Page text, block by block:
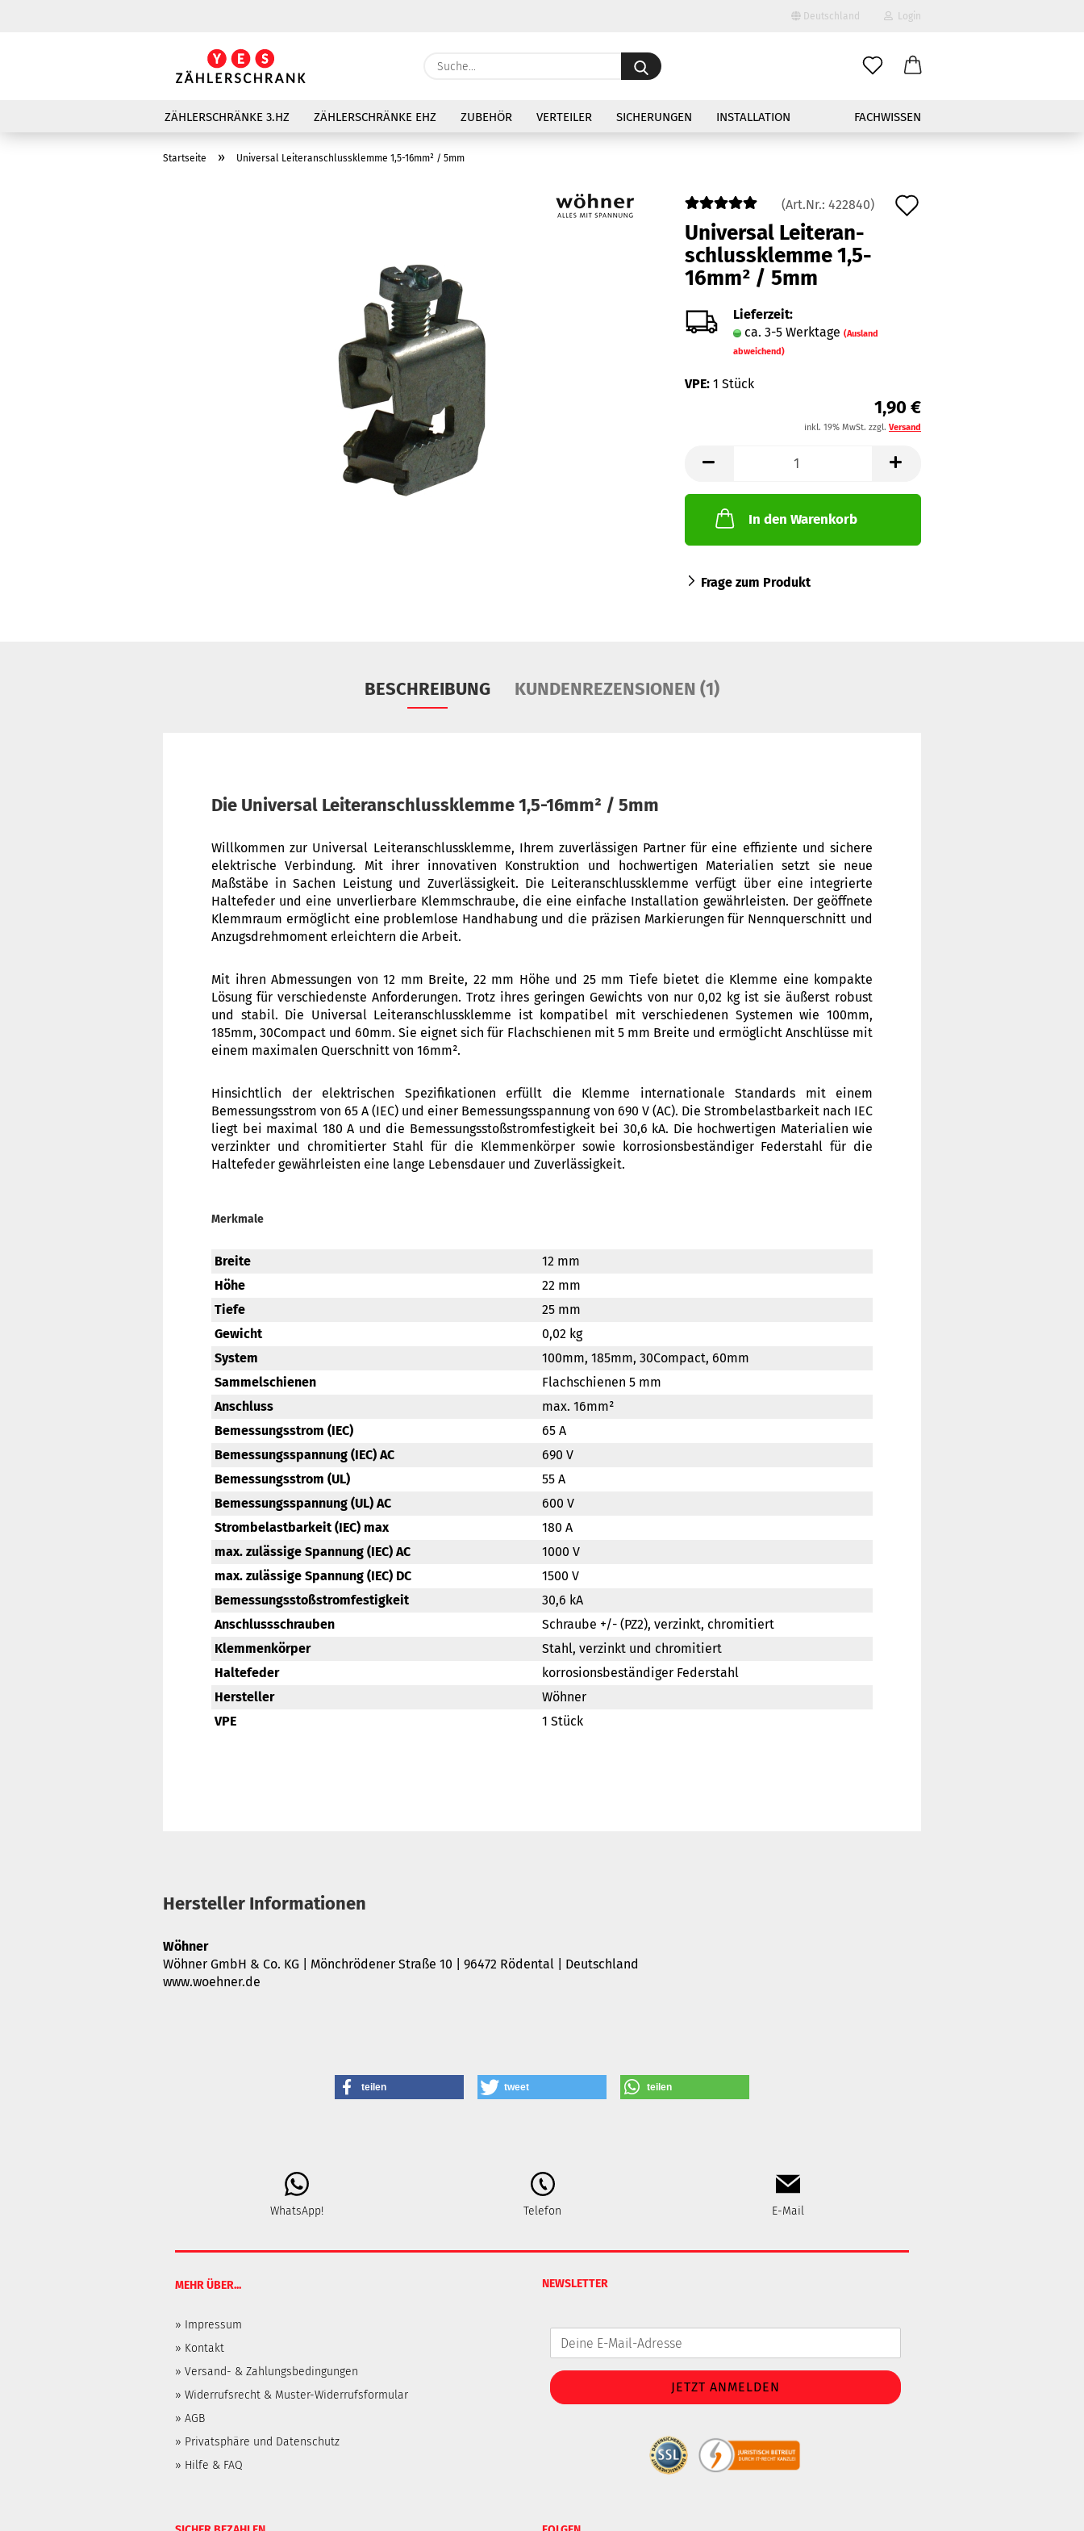
Deutschland
Lieferland
Login
Konto erstellen
Passwort vergessen?
Schnelle Anmeldung mit
Suche...
ZÄHLERSCHRÄNKE 3.HZ ZÄHLERSCHRÄNKE EHZ ZUBEHÖR VERTEILER SICHERUNGEN INSTALLATION FACHWISSEN
Startseite » Universal Leiteranschlussklemme 1,5-16mm² / 5mm
(Art.Nr.: 422840)
Uni­ver­sal Lei­ter­an­
schluss­klem­me 1,5-​
16mm² / 5mm
Lieferzeit:
ca. 3-5 Werktage (Ausland
abweichend)
VPE: 1 Stück
1,90 €
inkl. 19% MwSt. zzgl. Versand
In den Warenkorb
Frage zum Produkt
BESCHREIBUNG KUNDENREZENSIONEN (1)
Die Universal Leiteranschlussklemme 1,5-16mm² / 5mm
Willkommen zur Universal Leiteranschlussklemme, Ihrem zuverlässigen Partner für eine effiziente und sichere
elektrische Verbindung. Mit ihrer innovativen Konstruktion und hochwertigen Materialien setzt sie neue
Maßstäbe in Sachen Leistung und Zuverlässigkeit. Die Leiteranschlussklemme verfügt über eine integrierte
Haltefeder und eine unverlierbare Klemmschraube, die eine einfache Installation gewährleisten. Der geöffnete
Klemmraum ermöglicht eine problemlose Handhabung und die präzisen Markierungen für Nennquerschnitt und
Anzugsdrehmoment erleichtern die Arbeit.
Mit ihren Abmessungen von 12 mm Breite, 22 mm Höhe und 25 mm Tiefe bietet die Klemme eine kompakte
Lösung für verschiedenste Anforderungen. Trotz ihres geringen Gewichts von nur 0,02 kg ist sie äußerst robust
und stabil. Die Universal Leiteranschlussklemme ist kompatibel mit verschiedenen Systemen wie 100mm,
185mm, 30Compact und 60mm. Sie eignet sich für Flachschienen mit 5 mm Breite und ermöglicht Anschlüsse mit
einem maximalen Querschnitt von 16mm².
Hinsichtlich der elektrischen Spezifikationen erfüllt die Klemme internationale Standards mit einem
Bemessungsstrom von 65 A (IEC) und einer Bemessungsspannung von 690 V (AC). Die Strombelastbarkeit nach IEC
liegt bei maximal 180 A und die Bemessungsstoßstromfestigkeit bei 30,6 kA. Die hochwertigen Materialien wie
verzinkter und chromitierter Stahl für die Klemmenkörper sowie korrosionsbeständiger Federstahl für die
Haltefeder gewährleisten eine lange Lebensdauer und Zuverlässigkeit.
Merkmale
Breite
12 mm
Höhe
22 mm
Tiefe
25 mm
Gewicht
0,02 kg
System
100mm, 185mm, 30Compact, 60mm
Sammelschienen
Flachschienen 5 mm
Anschluss
max. 16mm²
Bemessungsstrom (IEC)
65 A
Bemessungsspannung (IEC) AC
690 V
Bemessungsstrom (UL)
55 A
Bemessungsspannung (UL) AC
600 V
Strombelastbarkeit (IEC) max
180 A
max. zulässige Spannung (IEC) AC
1000 V
max. zulässige Spannung (IEC) DC
1500 V
Bemessungsstoßstromfestigkeit
30,6 kA
Anschlussschrauben
Schraube +/- (PZ2), verzinkt, chromitiert
Klemmenkörper
Stahl, verzinkt und chromitiert
Haltefeder
korrosionsbeständiger Federstahl
Hersteller
Wöhner
VPE
1 Stück
Hersteller Informationen
Wöhner
Wöhner GmbH & Co. KG | Mönchrödener Straße 10 | 96472 Rödental | Deutschland
www.woehner.de
teilen tweet teilen
WhatsApp! Telefon E-Mail
MEHR ÜBER...
» Impressum
» Kontakt
» Versand- & Zahlungsbedingungen
» Widerrufsrecht & Muster-Widerrufsformular
» AGB
» Privatsphäre und Datenschutz
» Hilfe & FAQ
NEWSLETTER